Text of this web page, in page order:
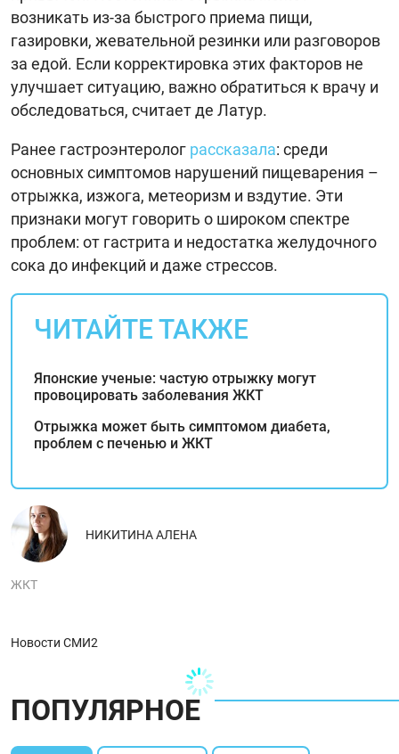
возникать из-за быстрого приема пищи,
газировки, жевательной резинки или разговоров
за едой. Если корректировка этих факторов не
улучшает ситуацию, важно обратиться к врачу и
обследоваться, считает де Латур.
Ранее гастроэнтеролог рассказала: среди
основных симптомов нарушений пищеварения –
отрыжка, изжога, метеоризм и вздутие. Эти
признаки могут говорить о широком спектре
проблем: от гастрита и недостатка желудочного
сока до инфекций и даже стрессов.
ЧИТАЙТЕ ТАКЖЕ
Японские ученые: частую отрыжку могут
провоцировать заболевания ЖКТ
Отрыжка может быть симптомом диабета,
проблем с печенью и ЖКТ
НИКИТИНА АЛЕНА
ЖКТ
Новости СМИ2
ПОПУЛЯРНОЕ